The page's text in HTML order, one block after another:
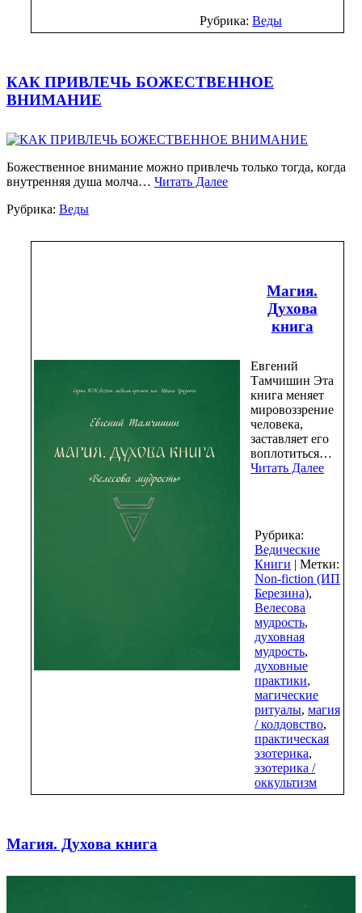
Рубрика: Веды
КАК ПРИВЛЕЧЬ БОЖЕСТВЕННОЕ
ВНИМАНИЕ
Божественное внимание можно привлечь только тогда, когда
внутренняя душа молча… Читать Далее
Рубрика: Веды
Магия.
Духова
книга
Евгений
Тамчишин Эта
книга меняет
мировоззрение
человека,
заставляет его
воплотиться…
Читать Далее
Рубрика:
Ведические
Книги | Метки:
Non-fiction (ИП
Березина),
Велесова
мудрость,
духовная
мудрость,
духовные
практики,
магические
ритуалы, магия
/ колдовство,
практическая
эзотерика,
эзотерика /
оккультизм
Магия. Духова книга